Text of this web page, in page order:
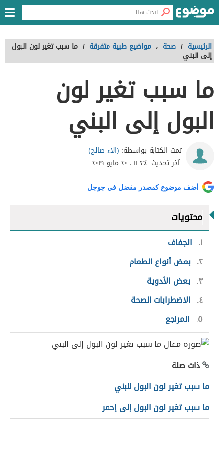
الرئيسية / صحة ، مواضيع طبية متفرقة / ما سبب تغير لون البول
إلى البني
ما سبب تغير لون
البول إلى البني
تمت الكتابة بواسطة: (الاء صالح)
آخر تحديث:١١:٣٤ ، ٢٠ مايو ٢٠١٩
أضف موضوع كمصدر مفضل في جوجل
محتويات
١
الجفاف
٢ بعض أنواع الطعام
٣ بعض الأدوية
٤
الاضطرابات الصحة
٥
المراجع
ذات صلة
ما سبب تغير لون البول للبني
ما سبب تغير لون البول إلى إحمر